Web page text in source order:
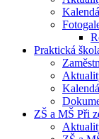
Praktická
ZŠ a MŠ Při